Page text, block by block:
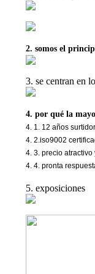
2. somos el
3. se centran en
4. por qué la
4. 1. 12 años
4. 2.iso9002
4. 3. precio
4. 4. pronta
5. exposiciones